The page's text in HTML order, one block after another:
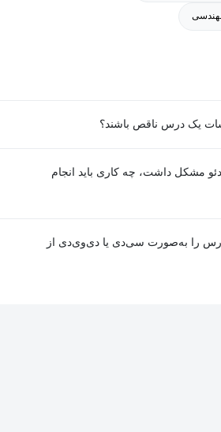
یک درس ناقص باشند؟
مشکل داشت، چه کاری باید انجام
درس را به‌صورت سی‌دی یا دی‌وی‌دی از